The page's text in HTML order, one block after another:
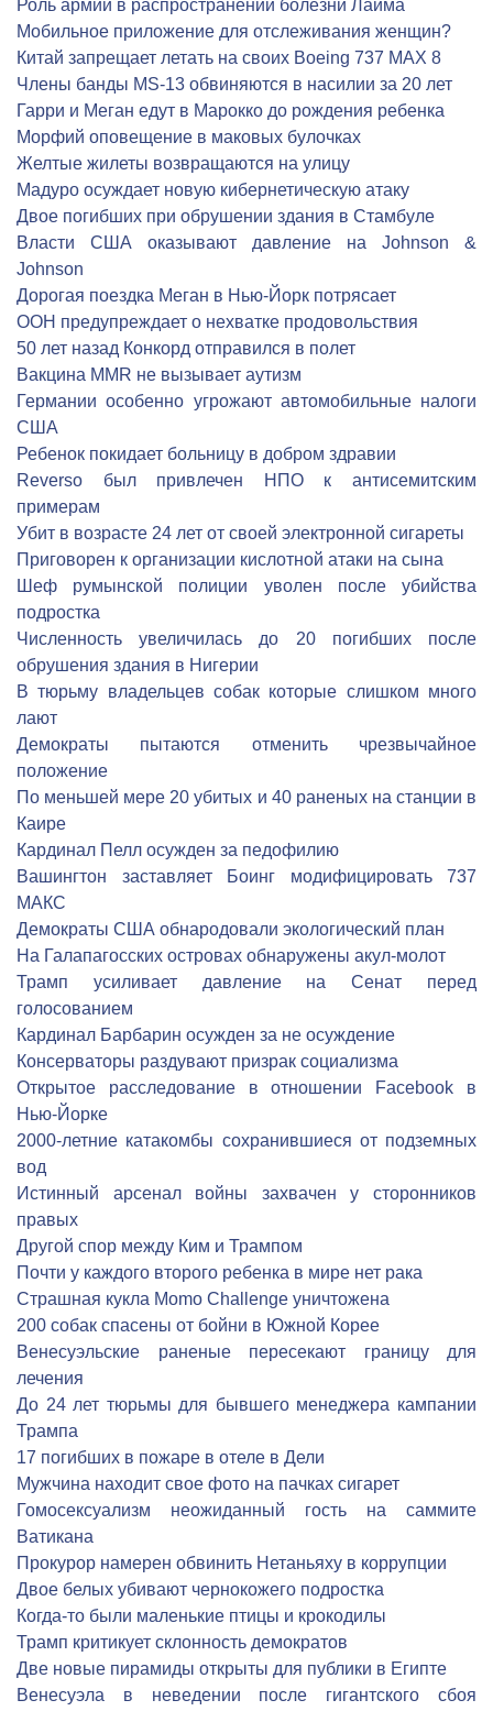
Роль армии в распространении болезни Лайма
Мобильное приложение для отслеживания женщин?
Китай запрещает летать на своих Boeing 737 MAX 8
Члены банды MS-13 обвиняются в насилии за 20 лет
Гарри и Меган едут в Марокко до рождения ребенка
Морфий оповещение в маковых булочках
Желтые жилеты возвращаются на улицу
Мадуро осуждает новую кибернетическую атаку
Двое погибших при обрушении здания в Стамбуле
Власти США оказывают давление на Johnson &
Johnson
Дорогая поездка Меган в Нью-Йорк потрясает
ООН предупреждает о нехватке продовольствия
50 лет назад Конкорд отправился в полет
Вакцина MMR не вызывает аутизм
Германии особенно угрожают автомобильные налоги
США
Ребенок покидает больницу в добром здравии
Reverso был привлечен НПО к антисемитским
примерам
Убит в возрасте 24 лет от своей электронной сигареты
Приговорен к организации кислотной атаки на сына
Шеф румынской полиции уволен после убийства
подростка
Численность увеличилась до 20 погибших после
обрушения здания в Нигерии
В тюрьму владельцев собак которые слишком много
лают
Демократы пытаются отменить чрезвычайное
положение
По меньшей мере 20 убитых и 40 раненых на станции в
Каире
Кардинал Пелл осужден за педофилию
Вашингтон заставляет Боинг модифицировать 737
МАКС
Демократы США обнародовали экологический план
На Галапагосских островах обнаружены акул-молот
Трамп усиливает давление на Сенат перед
голосованием
Кардинал Барбарин осужден за не осуждение
Консерваторы раздувают призрак социализма
Открытое расследование в отношении Facebook в
Нью-Йорке
2000-летние катакомбы сохранившиеся от подземных
вод
Истинный арсенал войны захвачен у сторонников
правых
Другой спор между Ким и Трампом
Почти у каждого второго ребенка в мире нет рака
Страшная кукла Momo Challenge уничтожена
200 собак спасены от бойни в Южной Корее
Венесуэльские раненые пересекают границу для
лечения
До 24 лет тюрьмы для бывшего менеджера кампании
Трампа
17 погибших в пожаре в отеле в Дели
Мужчина находит свое фото на пачках сигарет
Гомосексуализм неожиданный гость на саммите
Ватикана
Прокурор намерен обвинить Нетаньяху в коррупции
Двое белых убивают чернокожего подростка
Когда-то были маленькие птицы и крокодилы
Трамп критикует склонность демократов
Две новые пирамиды открыты для публики в Египте
Венесуэла в неведении после гигантского сбоя